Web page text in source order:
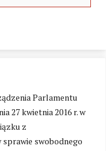
Parlamentu
27 kwietnia 2016 r. w
z
swobodnego